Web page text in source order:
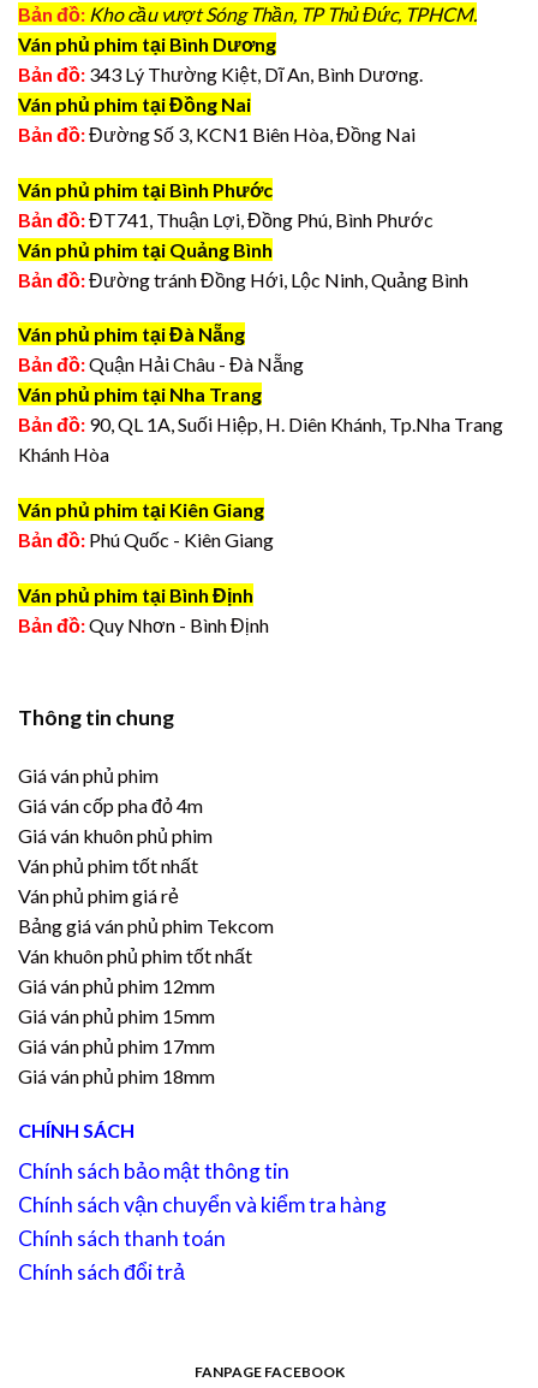
Bản đồ: Kho cầu vượt Sóng Thần, TP Thủ Đức, TPHCM.
Ván phủ phim tại Bình Dương
Bản đồ: 343 Lý Thường Kiệt, Dĩ An, Bình Dương.
Ván phủ phim tại Đồng Nai
Bản đồ:Đường Số 3, KCN1 Biên Hòa, Đồng Nai
Ván phủ phim tại Bình Phước
Bản đồ:ĐT741, Thuận Lợi, Đồng Phú, Bình Phước
Ván phủ phim tại Quảng Bình
Bản đồ:Đường tránh Đồng Hới, Lộc Ninh, Quảng Bình
Ván phủ phim tại Đà Nẵng
Bản đồ:Quận Hải Châu - Đà Nẵng
Ván phủ phim tại Nha Trang
Bản đồ: 90, QL 1A, Suối Hiệp, H. Diên Khánh, Tp.Nha Trang
Khánh Hòa
Ván phủ phim tại Kiên Giang
Bản đồ: Phú Quốc - Kiên Giang
Ván phủ phim tại Bình Định
Bản đồ:Quy Nhơn - Bình Định
Thông tin chung
Giá ván phủ phim
Giá ván cốp pha đỏ 4m
Giá ván khuôn phủ phim
Ván phủ phim tốt nhất
Ván phủ phim giá rẻ
Bảng giá ván phủ phim Tekcom
Ván khuôn phủ phim tốt nhất
Giá ván phủ phim 12mm
Giá ván phủ phim 15mm
Giá ván phủ phim 17mm
Giá ván phủ phim 18mm
CHÍNH SÁCH
Chính sách bảo mật thông tin
Chính sách vận chuyển và kiểm tra hàng
Chính sách thanh toán
Chính sách đổi trả
FANPAGE FACEBOOK